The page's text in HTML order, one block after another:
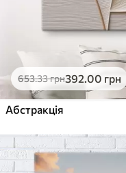
653.33грн392.00 грн
Абстракція